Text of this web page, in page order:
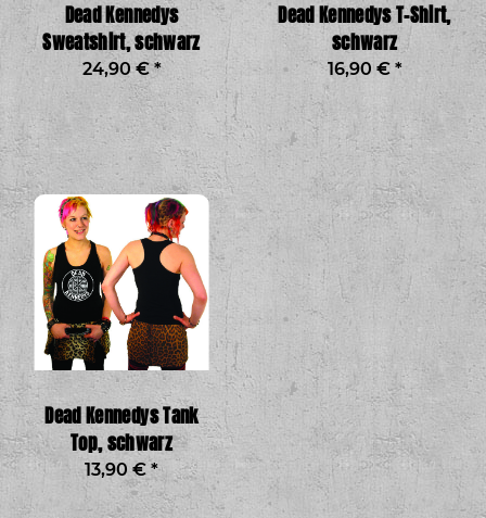
Dead Kennedys
Sweatshirt, schwarz
24,90 €*
Dead Kennedys T-Shirt,
schwarz
16,90 € *
Dead Kennedys Tank
Top, schwarz
13,90 € *